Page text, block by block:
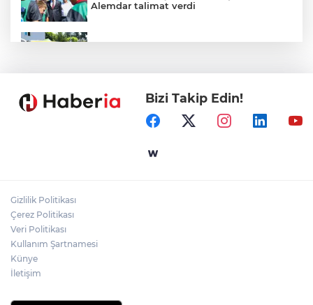
Alemdar talimat verdi
Gaziantep'in CODA&COBA'sında
mezuniyet sevinci
Gebze'e 5 Başkan Şehit Yılmaz Argon
Bizi Takip Edin!
Gizlilik Politikası
Çerez Politikası
Veri Politikası
Kullanım Şartnamesi
Künye
İletişim